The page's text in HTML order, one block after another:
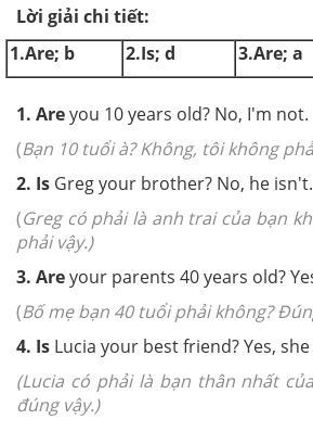
Lời giải chi tiết:
1.Are; b
2.Is; d 3.Are; a
1. Areyou 10 years old? No, I'm not.
(Bạn 10 tuổi à? Không, tôi không
2. Is Greg your brother? No, he isn't.
(Greg có phải là anh trai của bạn
phải vậy.)
3. Areyour parents 40 years old?
(Bố mẹ bạn 40 tuổi phải không?
4. Is Lucia your best friend? Yes, she
(Lucia có phải là bạn thân nhất
đúng vậy.)